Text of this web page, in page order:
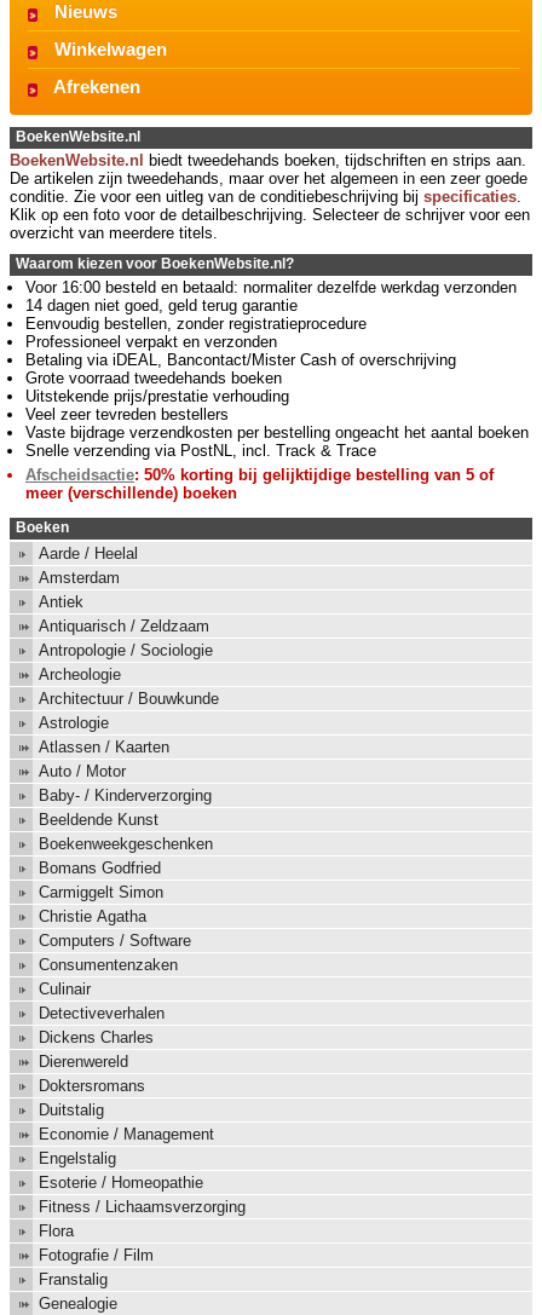
Nieuws
Winkelwagen
Afrekenen
BoekenWebsite.nl
BoekenWebsite.nl
biedt tweedehands boeken, tijdschriften en strips aan.
De artikelen zijn tweedehands, maar over het algemeen in een zeer goede
conditie. Zie voor een uitleg van de conditiebeschrijving bij specificaties.
Klik op een foto voor de detailbeschrijving. Selecteer de schrijver voor een
overzicht van meerdere titels.
Waarom kiezen voor BoekenWebsite.nl?
Voor 16:00 besteld en betaald: normaliter dezelfde werkdag verzonden
14 dagen niet goed, geld terug garantie
Eenvoudig bestellen, zonder registratieprocedure
Professioneel verpakt en verzonden
Betaling via iDEAL, Bancontact/Mister Cash of overschrijving
Grote voorraad tweedehands boeken
Uitstekende prijs/prestatie verhouding
Veel zeer tevreden bestellers
Vaste bijdrage verzendkosten per bestelling ongeacht het aantal boeken
Snelle verzending via PostNL, incl. Track & Trace
Afscheidsactie: 50% korting bij gelijktijdige bestelling van 5 of
meer (verschillende) boeken
Boeken
Aarde / Heelal
Amsterdam
Antiek
Antiquarisch / Zeldzaam
Antropologie / Sociologie
Archeologie
Architectuur / Bouwkunde
Astrologie
Atlassen / Kaarten
Auto / Motor
Baby- / Kinderverzorging
Beeldende Kunst
Boekenweekgeschenken
Bomans Godfried
Carmiggelt Simon
Christie Agatha
Computers / Software
Consumentenzaken
Culinair
Detectiveverhalen
Dickens Charles
Dierenwereld
Doktersromans
Duitstalig
Economie / Management
Engelstalig
Esoterie / Homeopathie
Fitness / Lichaamsverzorging
Flora
Fotografie / Film
Franstalig
Genealogie